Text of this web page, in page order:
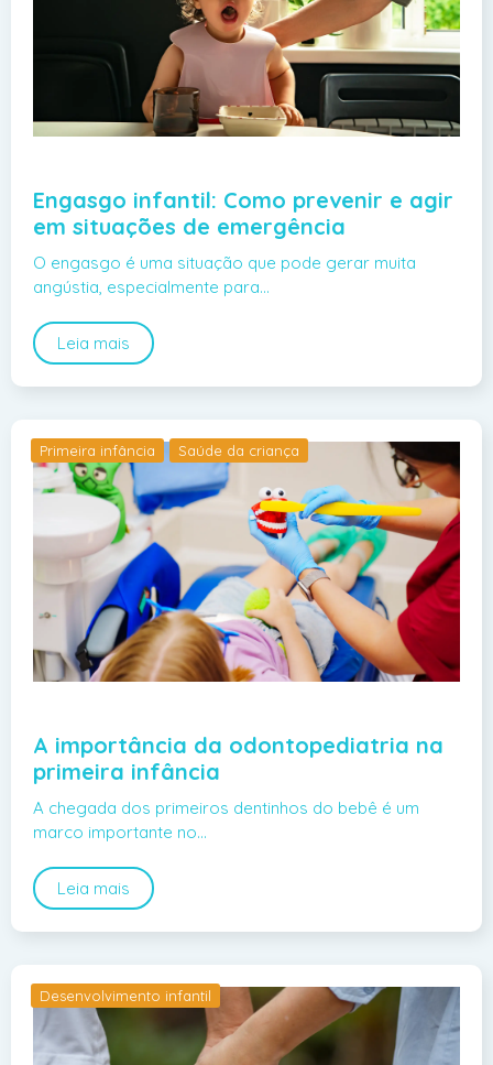
Engasgo infantil: Como prevenir e agir
em situações de emergência
O engasgo é uma situação que pode gerar muita
angústia, especialmente para…
Leia mais
Primeira infância Saúde da criança
A importância da odontopediatria na
primeira infância
A chegada dos primeiros dentinhos do bebê é um
marco importante no…
Leia mais
Desenvolvimento infantil